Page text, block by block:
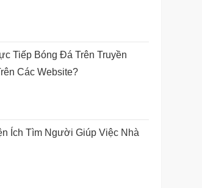
Tiếp Bóng Đá Trên Truyền
Các Website?
Ích Tìm Người Giúp Việc Nhà